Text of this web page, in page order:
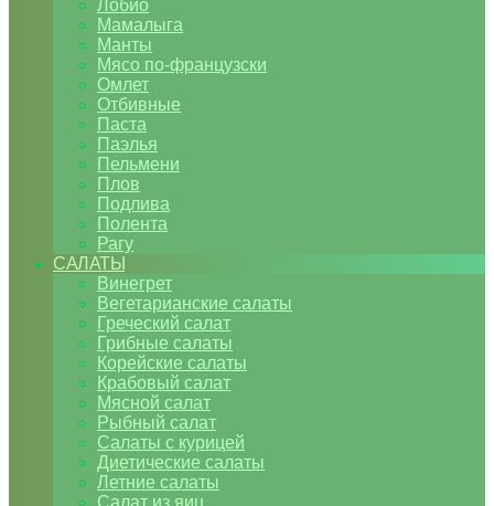
Лобио
Мамалыга
Манты
Мясо по-французски
Омлет
Отбивные
Паста
Паэлья
Пельмени
Плов
Подлива
Полента
Рагу
САЛАТЫ
Винегрет
Вегетарианские салаты
Греческий салат
Грибные салаты
Корейские салаты
Крабовый салат
Мясной салат
Рыбный салат
Салаты с курицей
Диетические салаты
Летние салаты
Салат из яиц